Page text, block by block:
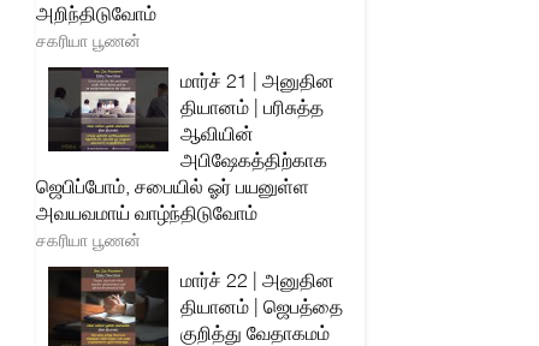
அறிந்திடுவோம்
சகரியா பூணன்
மார்ச் 21 | அனுதின
தியானம் | பரிசுத்த
ஆவியின்
அபிஷேகத்திற்காக
ஜெபிப்போம், சபையில் ஓர் பயனுள்ள
அவயவமாய் வாழ்ந்திடுவோம்
சகரியா பூணன்
மார்ச் 22 | அனுதின
தியானம் | ஜெபத்தை
குறித்து வேதாகமம்